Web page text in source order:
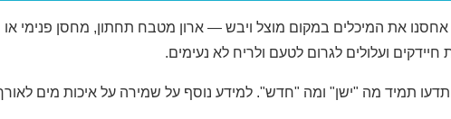
אחסנו את המיכלים במקום מוצל ויבש — ארון מטבח תחתון, מחסן פנימי
ועלולים לגרום לטעם ולריח לא נעימים.
תמיד מה "ישן" ומה "חדש". למידע נוסף על שמירה על איכות מים לאורך